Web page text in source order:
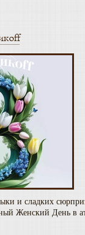
и сладких
Женский День в